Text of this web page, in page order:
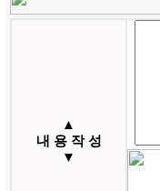
▲
내 용 작 성
▼